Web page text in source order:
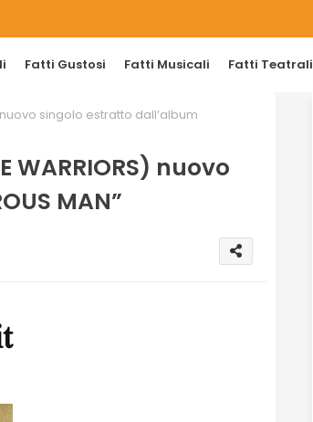
Fatti Gustosi Fatti Musicali Fatti Teatrali
nuovo singolo estratto dall’album
WARRIORS) nuovo
MAN”